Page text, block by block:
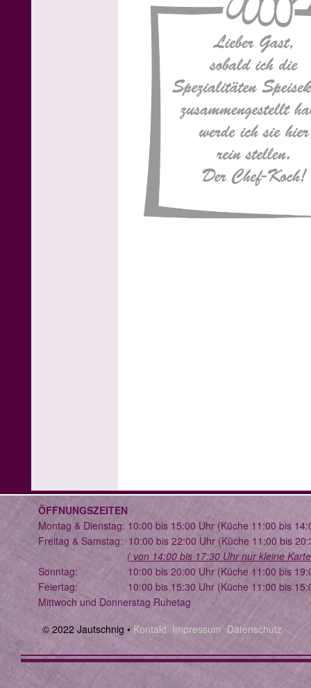
ÖFFNUNGSZEITEN
Montag & Dienstag: 10:00 bis 15:00 Uhr (Küche 11:00 bis
Freitag & Samstag: 10:00 bis 22:00 Uhr (Küche 11:00 bis
( von 14:00 bis 17:30 Uhr nur kleine
Sonntag: 10:00 bis 20:00 Uhr (Küche 11:00 bis
Feiertag: 10:00 bis 15:30 Uhr (Küche 11:00 bis
Mittwoch und Donnerstag Ruhetag
© 2022 Jautschnig • Kontakt Impressum Datenschutz